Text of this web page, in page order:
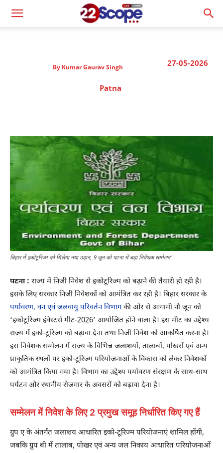
27-05-2026
By Kumar Gaurav Singh
Patna
बिहार में इकोटूरिज्म को मिलेगा नया उड़ान, 9 जून को पटना में बड़ा निवेशक सम्मेलन’
पटना : राज्य में निजी निवेश से इकोटूरिज्म को बढ़ाने की तैयारी हो रही है।
इसके लिए सरकार निजी निवेशकों को आमंत्रित कर रही है। बिहार सरकार के
पर्यावरण, वन एवं जलवायु परिवर्तन विभागकी ओर से आगामी नौ जून को
‘इकोटूरिज्म इंवेस्टर्स मीट-2026’ आयोजित होने वाला है। इस मीट का उद्देश्य
राज्य में इको-टूरिज्म को बढ़ावा देना तथा निजी निवेश को आकर्षित करना है।
इस निवेशक सम्मेलन में राज्य के विभिन्न जलाशयों, तालाबों, पोखरों एवं अन्य
प्राकृतिक स्थलों पर इको-टूरिज्म परियोजनाओं के विकास को लेकर निवेशकों
को आमंत्रित किया गया है। विभाग का उद्देश्य पर्यावरण संरक्षण के साथ-साथ
पर्यटन और स्थानीय रोजगार के अवसरों को बढ़ावा देना है।
सम्मेलन में निवेश के लिए 2 प्रमुख समूह निर्धारित किए गए हैं
ग्रुप ए के अंतर्गत जलाशय आधारित इको-टूरिज्म परियोजनाएं शामिल होंगी,
जबकि ग्रुप बी में तालाब, पोखर एवं अन्य जल निकाय आधारित परियोजनाओं